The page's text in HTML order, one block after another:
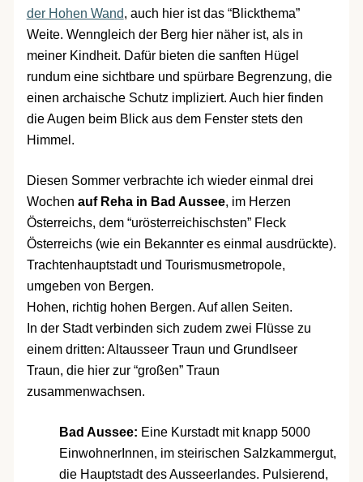
der Hohen Wand, auch hier ist das “Blickthema”
Weite. Wenngleich der Berg hier näher ist, als in
meiner Kindheit. Dafür bieten die sanften Hügel
rundum eine sichtbare und spürbare Begrenzung, die
einen archaische Schutz impliziert. Auch hier finden
die Augen beim Blick aus dem Fenster stets den
Himmel.
Diesen Sommer verbrachte ich wieder einmal drei
Wochen auf Reha in Bad Aussee, im Herzen
Österreichs, dem “urösterreichischsten” Fleck
Österreichs (wie ein Bekannter es einmal ausdrückte).
Trachtenhauptstadt und Tourismusmetropole,
umgeben von Bergen.
Hohen, richtig hohen Bergen. Auf allen Seiten.
In der Stadt verbinden sich zudem zwei Flüsse zu
einem dritten: Altausseer Traun und Grundlseer
Traun, die hier zur “großen” Traun
zusammenwachsen.
Bad Aussee: Eine Kurstadt mit knapp 5000
EinwohnerInnen, im steirischen Salzkammergut,
die Hauptstadt des Ausseerlandes. Pulsierend,